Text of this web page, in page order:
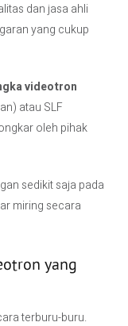
dan jasa ahli
yang cukup
videotron
atau SLF
oleh pihak
sedikit saja pada
miring secara
yang
terburu-buru.